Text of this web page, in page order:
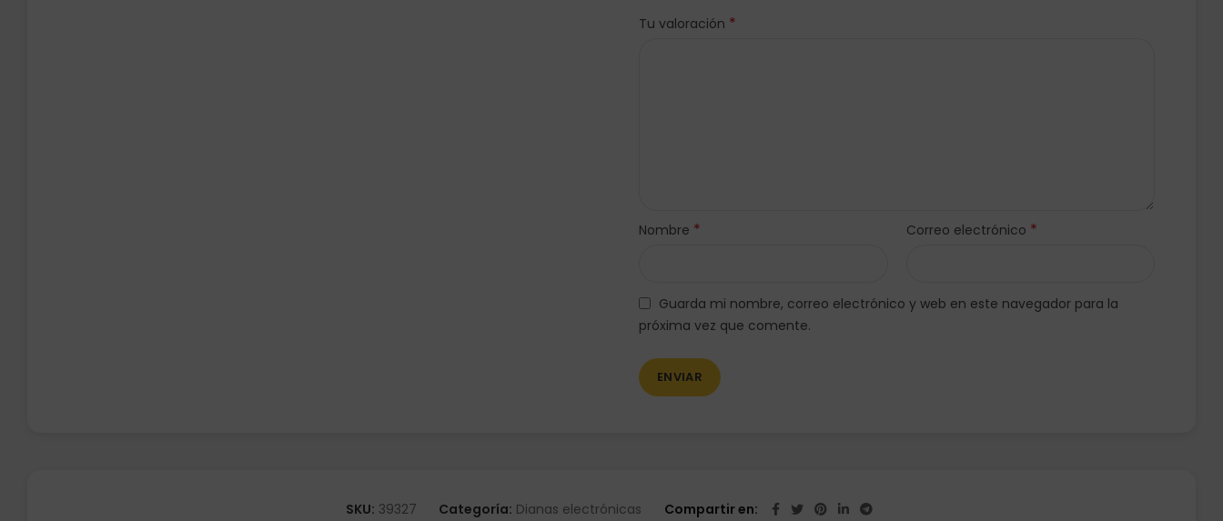
Tu valoración *
Nombre * Correo electrónico *
Guarda mi nombre, correo electrónico y web en este navegador para la
próxima vez que comente.
SKU: 39327 Categoría: Dianas electrónicas Compartir en